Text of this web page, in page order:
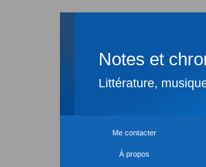
Notes et
Littérature,
Me contacter
À propos